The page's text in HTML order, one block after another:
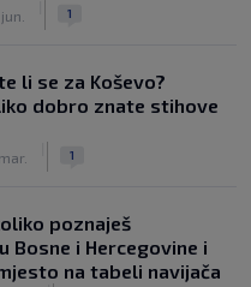
1
li se za Koševo?
dobro znate stihove
1
poznaješ
Bosne i Hercegovine i
na tabeli navijača